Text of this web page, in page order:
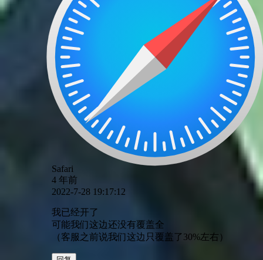
Safari
4 年前
2022-7-28 19:17:12
我已经开了
可能我们这边还没有覆盖全
（客服之前说我们这边只覆盖了30%左右）